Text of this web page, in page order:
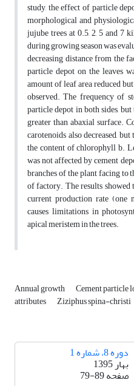
study, the effect of particle
morphological and
jujube trees at 0.5, 2, 5 and 7
during growing season was
decreasing distance from the
particle depot on the leaves
amount of leaf area reduced
observed. The frequency of
particle depot in both sides,
greater than abaxial surface.
carotenoids also decreased,
the content of chlorophyll b.
was not affected by cement
branches of the plant facing
of factory. The results
current production rate
causes limitations in
apical meristem in the trees.
Annual growth Cement particle
attributes Ziziphus spina-christi
دوره 8، شماره 1
بهار 1395
صفحه79-89